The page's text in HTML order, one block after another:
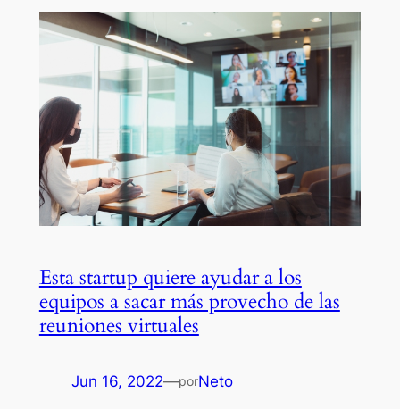
Esta startup quiere ayudar a los
equipos a sacar más provecho de las
reuniones virtuales
Jun 16, 2022—porNeto